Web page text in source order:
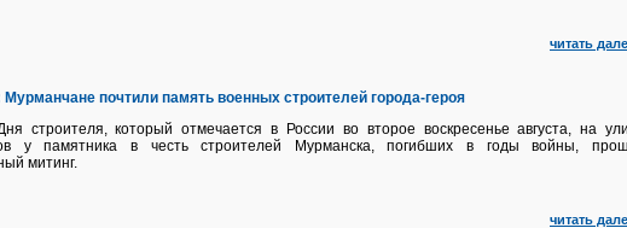
читать
Мурманчане почтили память военных строителей города-героя
строителя, который отмечается в России во второе воскресенье августа, на
у памятника в честь строителей Мурманска, погибших в годы войны,
митинг.
читать